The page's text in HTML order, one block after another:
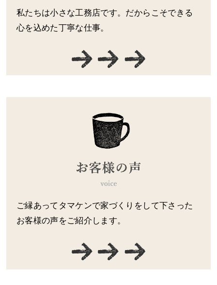
私たちは小さな工務店です。だからこそできる
心を込めた丁寧な仕事。
ご縁あってタマケンで家づくりをして下さった
お客様の声をご紹介します。